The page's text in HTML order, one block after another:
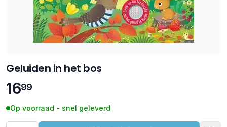
Geluiden in het bos
1699
Op voorraad - snel geleverd